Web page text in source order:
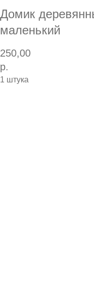
Домик
маленький
250,00
р.
1 штука